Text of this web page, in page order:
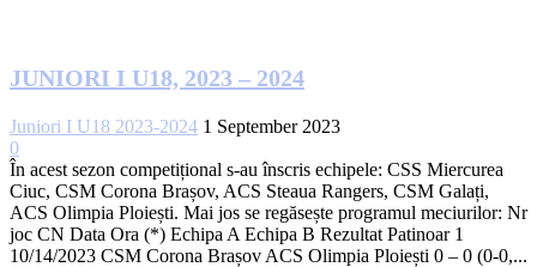
JUNIORI I U18, 2023 – 2024
Juniori I U18 2023-2024 1 September 2023
0
În acest sezon competițional s-au înscris echipele: CSS Miercurea
Ciuc, CSM Corona Brașov, ACS Steaua Rangers, CSM Galați,
ACS Olimpia Ploiești. Mai jos se regăsește programul meciurilor: Nr
joc CN Data Ora (*) Echipa A Echipa B Rezultat Patinoar 1
10/14/2023 CSM Corona Brașov ACS Olimpia Ploiești 0 – 0 (0-0,...